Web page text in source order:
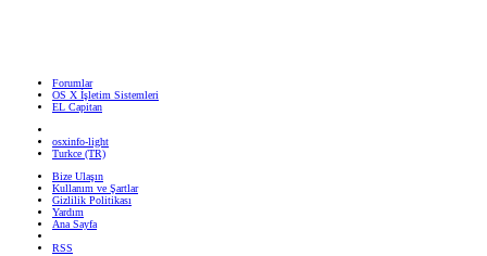
Forumlar
OS X İşletim Sistemleri
EL Capitan
osxinfo-light
Turkce (TR)
Bize Ulaşın
Kullanım ve Şartlar
Gizlilik Politikası
Yardım
Ana Sayfa
RSS